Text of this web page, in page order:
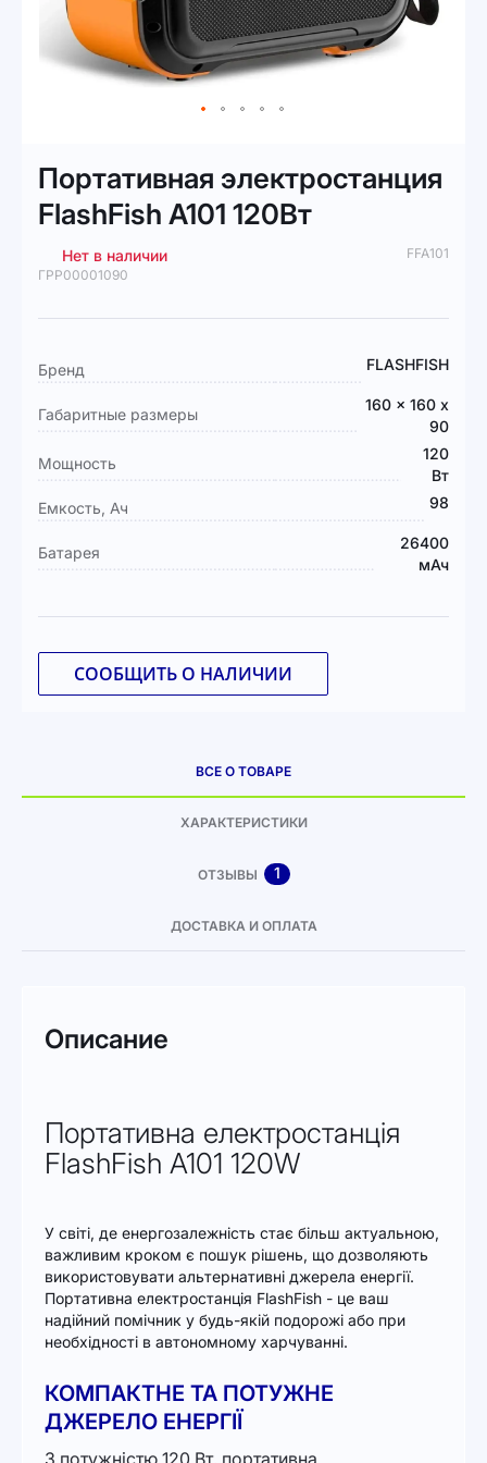
началу
галереи
изображений
Портативная электростанция
FlashFish A101 120Вт
Нет в наличии
FFA101
ГРР00001090
Подробная
информация
Бренд FLASHFISH
Габаритные размеры
160 x 160 x
90
Мощность
120
Вт
Емкость, Ач
98
Батарея
26400
мАч
СООБЩИТЬ О НАЛИЧИИ
ВСЕ О ТОВАРЕ
ХАРАКТЕРИСТИКИ
ОТЗЫВЫ 1
ДОСТАВКА И ОПЛАТА
Описание
Портативна електростанція
FlashFish A101 120W
У світі, де енергозалежність стає більш актуальною,
важливим кроком є пошук рішень, що дозволяють
використовувати альтернативні джерела енергії.
Портативна електростанція FlashFish - це ваш
надійний помічник у будь-якій подорожі або при
необхідності в автономному харчуванні.
КОМПАКТНЕ ТА ПОТУЖНЕ
ДЖЕРЕЛО ЕНЕРГІЇ
З потужністю 120 Вт, портативна